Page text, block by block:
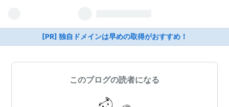
[PR] 独自ドメインは早めの取得がおすすめ！
このブログの読者になる